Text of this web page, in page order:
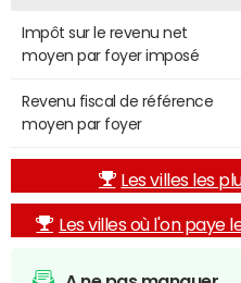
Impôt sur le revenu net
moyen par foyer imposé
Revenu fiscal de référence
moyen par foyer
Les villes les
Les villes où l'on paye